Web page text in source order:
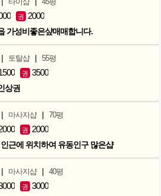
타이샵 45평
권 2000
가성비좋은샾매매합니다.
| 토탈샵 | 55평
권 3500
상권
| 마사지샵 | 70평
권 2000
근에 위치하여 유동인구 많은샵
| 마사지샵 | 40평
권 3000